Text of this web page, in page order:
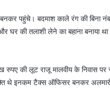
पहुंचे। बदमाश काले रंग की बिना
की तलाशी लेने का बहाना बनाया था
की लूट राजू मालवीय के निवास पर
थे इनकम टैक्स ऑफिसर बनकर अलमारी